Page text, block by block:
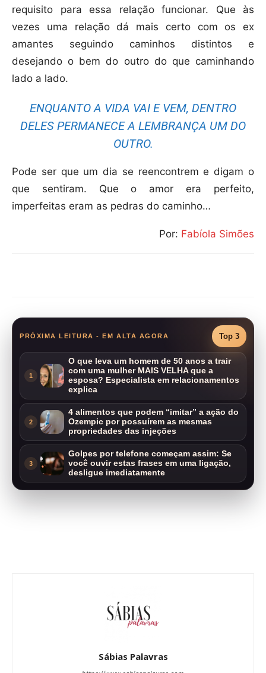
requisito para essa relação funcionar. Que às
vezes uma relação dá mais certo com os ex
amantes seguindo caminhos distintos e
desejando o bem do outro do que caminhando
lado a lado.
ENQUANTO A VIDA VAI E VEM, DENTRO
DELES PERMANECE A LEMBRANÇA UM DO
OUTRO.
Pode ser que um dia se reencontrem e digam o
que sentiram. Que o amor era perfeito,
imperfeitas eram as pedras do caminho…
Por: Fabíola Simões
PRÓXIMA LEITURA - EM ALTA AGORA Top 3
1
O que leva um homem de 50 anos a trair
com uma mulher MAIS VELHA que a
esposa? Especialista em relacionamentos
explica
2
4 alimentos que podem “imitar” a ação do
Ozempic por possuírem as mesmas
propriedades das injeções
3
Golpes por telefone começam assim: Se
você ouvir estas frases em uma ligação,
desligue imediatamente
Sábias Palavras